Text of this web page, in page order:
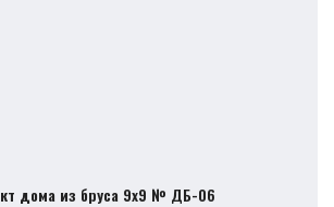
дома из бруса 9х9 № ДБ-06